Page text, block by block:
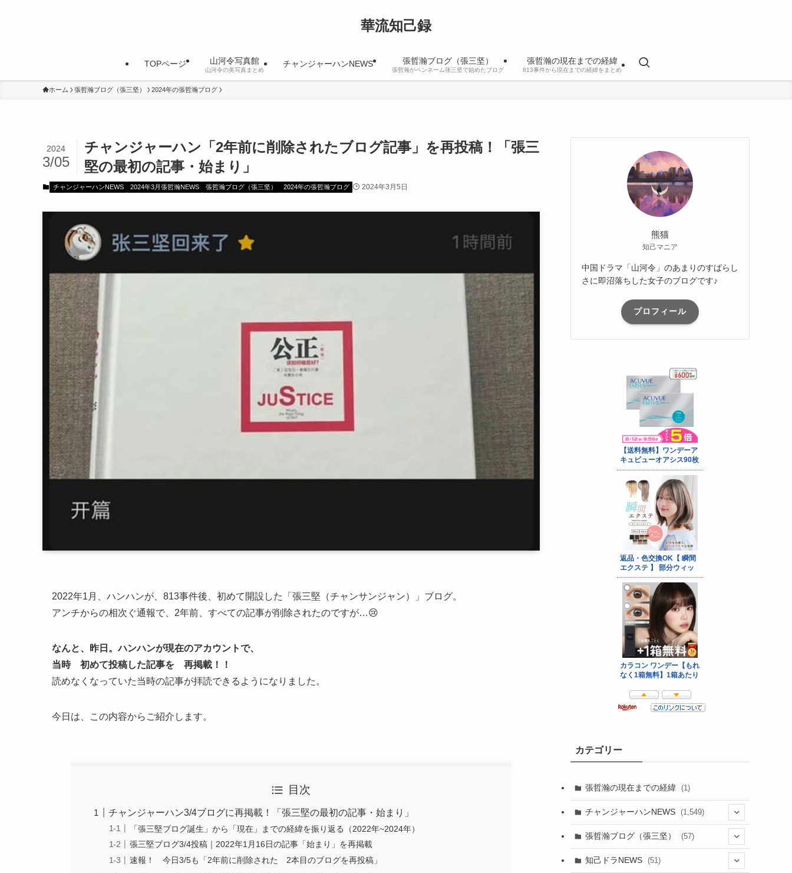
華流知己録
TOPページ 山河令写真館
山河令の美写真まとめ
チャンジャーハンNEWS 張哲瀚ブログ（張三坚）
張哲瀚がペンネーム张三坚で始めたブログ
張哲瀚の現在までの経緯
813事件から現在までの経緯をまとめ
ホーム 張哲瀚ブログ（張三坚） 2024年の張哲瀚ブログ
チャンジャーハン「2年前に削除されたブログ記事」を再投稿！「張三
堅の最初の記事・始まり」
2024
3/05
チャンジャーハンNEWS 2024年3月張哲瀚NEWS 張哲瀚ブログ（張三坚） 2024年の張哲瀚ブログ 2024年3月5日
2022年1月、ハンハンが、813事件後、初めて開設した「張三堅（チャンサンジャン）」ブログ。
アンチからの相次ぐ通報で、2年前、すべての記事が削除されたのですが…😢
なんと、昨日。ハンハンが現在のアカウントで、
当時 初めて投稿した記事を 再掲載！！
読めなくなっていた当時の記事が拝読できるようになりました。
今日は、この内容からご紹介します。
目次
チャンジャーハン3/4ブログに再掲載！「張三堅の最初の記事・始まり」
「張三堅ブログ誕生」から「現在」までの経緯を振り返る（2022年~2024年）
張三堅ブログ3/4投稿｜2022年1月16日の記事「始まり」を再掲載
速報！ 今日3/5も「2年前に削除された 2本目のブログを再投稿」
熊猫
知己マニア
中国ドラマ「山河令」のあまりのすばらし
さに即沼落ちした女子のブログです♪
プロフィール
カテゴリー
張哲瀚の現在までの経緯 (1)
チャンジャーハンNEWS (1,549)
(6)
張哲瀚ブログ（張三坚） (57)
知己ドラNEWS (51)